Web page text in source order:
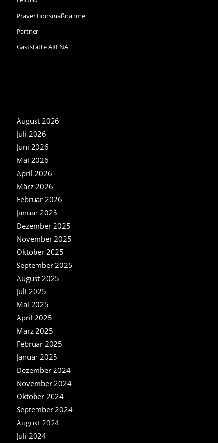
Präventionsmaßnahme
Partner
Gaststätte ARENA
August 2026
Juli 2026
Juni 2026
Mai 2026
April 2026
März 2026
Februar 2026
Januar 2026
Dezember 2025
November 2025
Oktober 2025
September 2025
August 2025
Juli 2025
Mai 2025
April 2025
März 2025
Februar 2025
Januar 2025
Dezember 2024
November 2024
Oktober 2024
September 2024
August 2024
Juli 2024